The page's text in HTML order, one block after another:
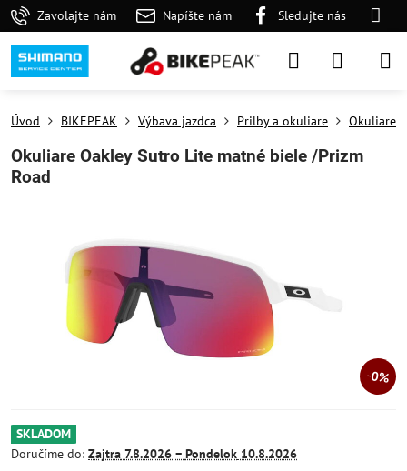
Zavolajte nám Napíšte nám Sledujte nás
0%
Úvod BIKEPEAK Výbava jazdca Prilby a okuliare Okuliare
Okuliare Oakley Sutro Lite matné biele /Prizm
Road
SKLADOM
Doručíme do: Zajtra 7.8.2026 − Pondelok 10.8.2026